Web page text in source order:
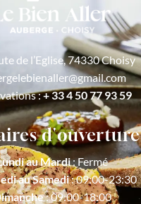
de l’Eglise, 74330 Choisy
:+ 33 4 50 77 93 59
d'ouverture
au Mardi: Fermé
au Samedi: 09:00-23:30
: 09:00-18:00